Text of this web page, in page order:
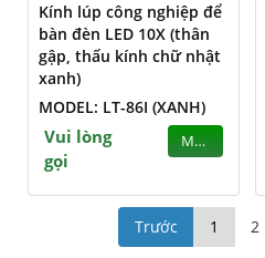
Kính lúp công nghiệp để
bàn đèn LED 10X (thân
gập, thấu kính chữ nhật
xanh)
MODEL: LT-86I (XANH)
Vui lòng
gọi
MUA
Trước 1 2